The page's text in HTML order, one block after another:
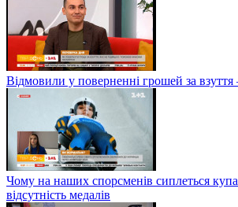
Відмовили у поверненні грошей за взуття
Чому на наших спорсменів сиплеться
відсутність медалів